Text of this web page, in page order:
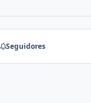
Seguidores